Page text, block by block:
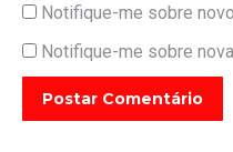
Notifique-me sobre
Notifique-me sobre
Postar Comentário